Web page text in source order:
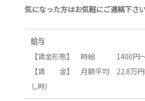
気になった方はお気軽にご連絡下さ
給与
【賃金形態】 時給 1400円
【賃 金】 月額平均 22.8万円
し時）